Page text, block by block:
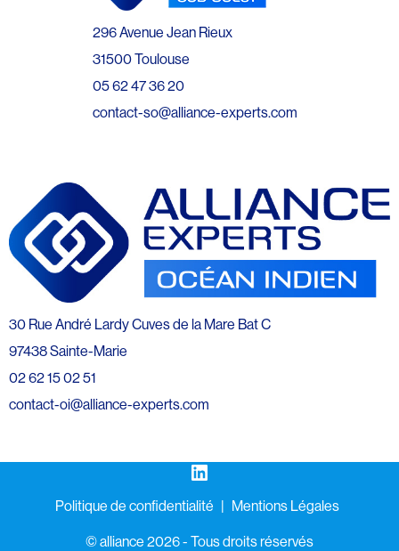
296 Avenue Jean Rieux
31500 Toulouse
05 62 47 36 20
contact-so@alliance-experts.com
30 Rue André Lardy Cuves de la Mare Bat C
97438 Sainte-Marie
02 62 15 02 51
contact-oi@alliance-experts.com
LinkedIn
Politique de confidentialité
Mentions Légales
©️ alliance 2026 - Tous droits réservés